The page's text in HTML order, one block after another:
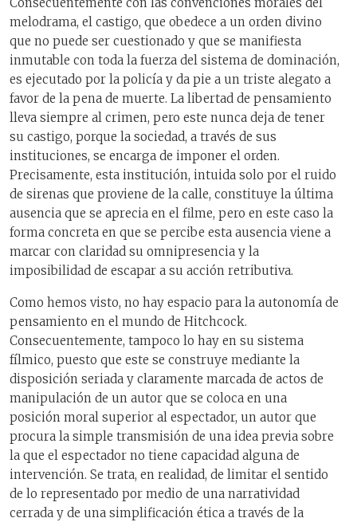
melodrama, el castigo, que obedece a un orden divino
que no puede ser cuestionado y que se manifiesta
inmutable con toda la fuerza del sistema de dominación,
es ejecutado por la policía y da pie a un triste alegato a
favor de la pena de muerte. La libertad de pensamiento
lleva siempre al crimen, pero este nunca deja de tener
su castigo, porque la sociedad, a través de sus
instituciones, se encarga de imponer el orden.
Precisamente, esta institución, intuida solo por el ruido
de sirenas que proviene de la calle, constituye la última
ausencia que se aprecia en el filme, pero en este caso la
forma concreta en que se percibe esta ausencia viene a
marcar con claridad su omnipresencia y la
imposibilidad de escapar a su acción retributiva.
Como hemos visto, no hay espacio para la autonomía de
pensamiento en el mundo de Hitchcock.
Consecuentemente, tampoco lo hay en su sistema
fílmico, puesto que este se construye mediante la
disposición seriada y claramente marcada de actos de
manipulación de un autor que se coloca en una
posición moral superior al espectador, un autor que
procura la simple transmisión de una idea previa sobre
la que el espectador no tiene capacidad alguna de
intervención. Se trata, en realidad, de limitar el sentido
de lo representado por medio de una narratividad
cerrada y de una simplificación ética a través de la